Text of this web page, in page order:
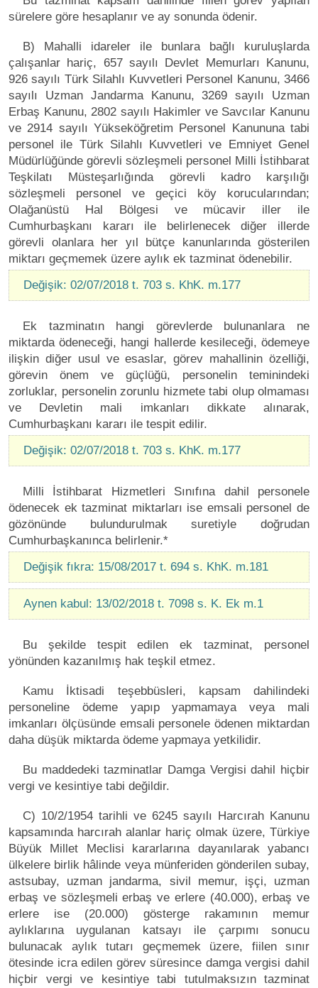
sürelere göre hesaplanır ve ay sonunda ödenir.
B) Mahalli idareler ile bunlara bağlı kuruluşlarda
çalışanlar hariç, 657 sayılı Devlet Memurları Kanunu,
926 sayılı Türk Silahlı Kuvvetleri Personel Kanunu, 3466
sayılı Uzman Jandarma Kanunu, 3269 sayılı Uzman
Erbaş Kanunu, 2802 sayılı Hakimler ve Savcılar Kanunu
ve 2914 sayılı Yükseköğretim Personel Kanununa tabi
personel ile Türk Silahlı Kuvvetleri ve Emniyet Genel
Müdürlüğünde görevli sözleşmeli personel Milli İstihbarat
Teşkilatı Müsteşarlığında görevli kadro karşılığı
sözleşmeli personel ve geçici köy korucularından;
Olağanüstü Hal Bölgesi ve mücavir iller ile
Cumhurbaşkanı kararı ile belirlenecek diğer illerde
görevli olanlara her yıl bütçe kanunlarında gösterilen
miktarı geçmemek üzere aylık ek tazminat ödenebilir.
Değişik: 02/07/2018 t. 703 s. KhK. m.177
Ek tazminatın hangi görevlerde bulunanlara ne
miktarda ödeneceği, hangi hallerde kesileceği, ödemeye
ilişkin diğer usul ve esaslar, görev mahallinin özelliği,
görevin önem ve güçlüğü, personelin teminindeki
zorluklar, personelin zorunlu hizmete tabi olup olmaması
ve Devletin mali imkanları dikkate alınarak,
Cumhurbaşkanı kararı ile tespit edilir.
Değişik: 02/07/2018 t. 703 s. KhK. m.177
Milli İstihbarat Hizmetleri Sınıfına dahil personele
ödenecek ek tazminat miktarları ise emsali personel de
gözönünde bulundurulmak suretiyle doğrudan
Cumhurbaşkanınca belirlenir.*
Değişik fıkra: 15/08/2017 t. 694 s. KhK. m.181
Aynen kabul: 13/02/2018 t. 7098 s. K. Ek m.1
Bu şekilde tespit edilen ek tazminat, personel
yönünden kazanılmış hak teşkil etmez.
Kamu İktisadi teşebbüsleri, kapsam dahilindeki
personeline ödeme yapıp yapmamaya veya mali
imkanları ölçüsünde emsali personele ödenen miktardan
daha düşük miktarda ödeme yapmaya yetkilidir.
Bu maddedeki tazminatlar Damga Vergisi dahil hiçbir
vergi ve kesintiye tabi değildir.
C) 10/2/1954 tarihli ve 6245 sayılı Harcırah Kanunu
kapsamında harcırah alanlar hariç olmak üzere, Türkiye
Büyük Millet Meclisi kararlarına dayanılarak yabancı
ülkelere birlik hâlinde veya münferiden gönderilen subay,
astsubay, uzman jandarma, sivil memur, işçi, uzman
erbaş ve sözleşmeli erbaş ve erlere (40.000), erbaş ve
erlere ise (20.000) gösterge rakamının memur
aylıklarına uygulanan katsayı ile çarpımı sonucu
bulunacak aylık tutarı geçmemek üzere, fiilen sınır
ötesinde icra edilen görev süresince damga vergisi dahil
hiçbir vergi ve kesintiye tabi tutulmaksızın tazminat